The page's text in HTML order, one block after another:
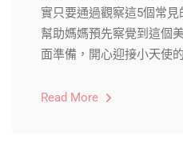
實只要通過觀察這5個常
幫助媽媽預先察覺到這個
面準備，開心迎接小天使
Read More